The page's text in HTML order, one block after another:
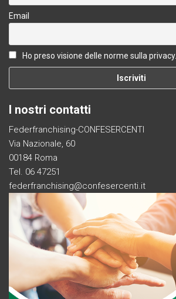
Email
Ho preso visione delle norme sulla privacy.
I nostri contatti
Federfranchising-CONFESERCENTI
Via Nazionale, 60
00184 Roma
Tel. 06 47251
federfranchising@confesercenti.it